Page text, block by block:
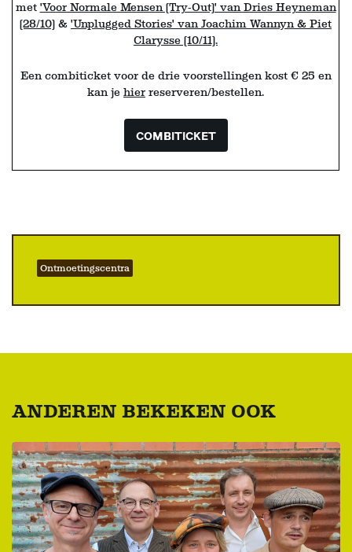
met 'Voor Normale Mensen (Try-Out)' van Dries Heyneman
(28/10) & 'Unplugged Stories' van Joachim Wannyn & Piet
Clarysse (10/11).
Een combiticket voor de drie voorstellingen kost € 25 en
kan je hier reserveren/bestellen.
COMBITICKET
Ontmoetingscentra
ANDEREN BEKEKEN OOK